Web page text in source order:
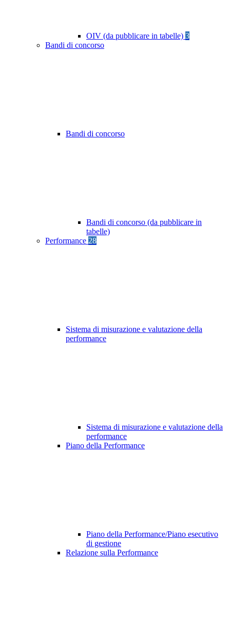
OIV (da pubblicare in tabelle) 3
Bandi di concorso
Bandi di concorso
Bandi di concorso (da pubblicare in
tabelle)
Performance 28
Sistema di misurazione e valutazione della
performance
Sistema di misurazione e valutazione della
performance
Piano della Performance
Piano della Performance/Piano esecutivo
di gestione
Relazione sulla Performance